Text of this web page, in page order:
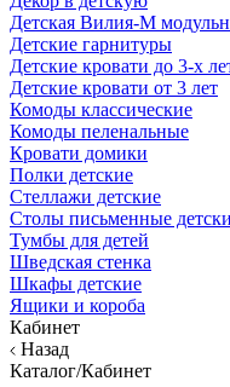
Детская Вилия-М
Детские гарнитуры
Детские кровати до 3-х
Детские кровати от 3 лет
Комоды классические
Комоды пеленальные
Кровати домики
Полки детские
Стеллажи детские
Столы письменные
Тумбы для детей
Шведская стенка
Шкафы детские
Ящики и короба
Кабинет
Назад
Каталог/Кабинет